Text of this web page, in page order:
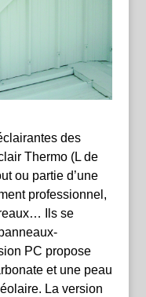
des
Thermo (L de
ou partie d’une
professionnel,
Ils se
PC propose
et une peau
La version